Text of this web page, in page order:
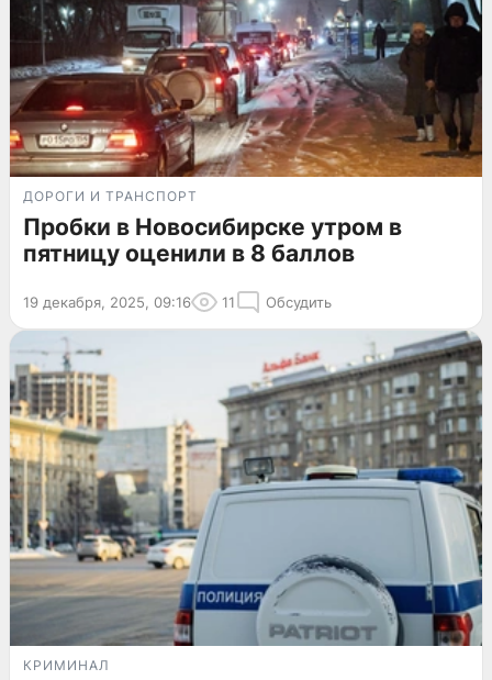
ДОРОГИ И ТРАНСПОРТ
Пробки в Новосибирске утром в
пятницу оценили в 8 баллов
19 декабря, 2025, 09:16 11 Обсудить
КРИМИНАЛ